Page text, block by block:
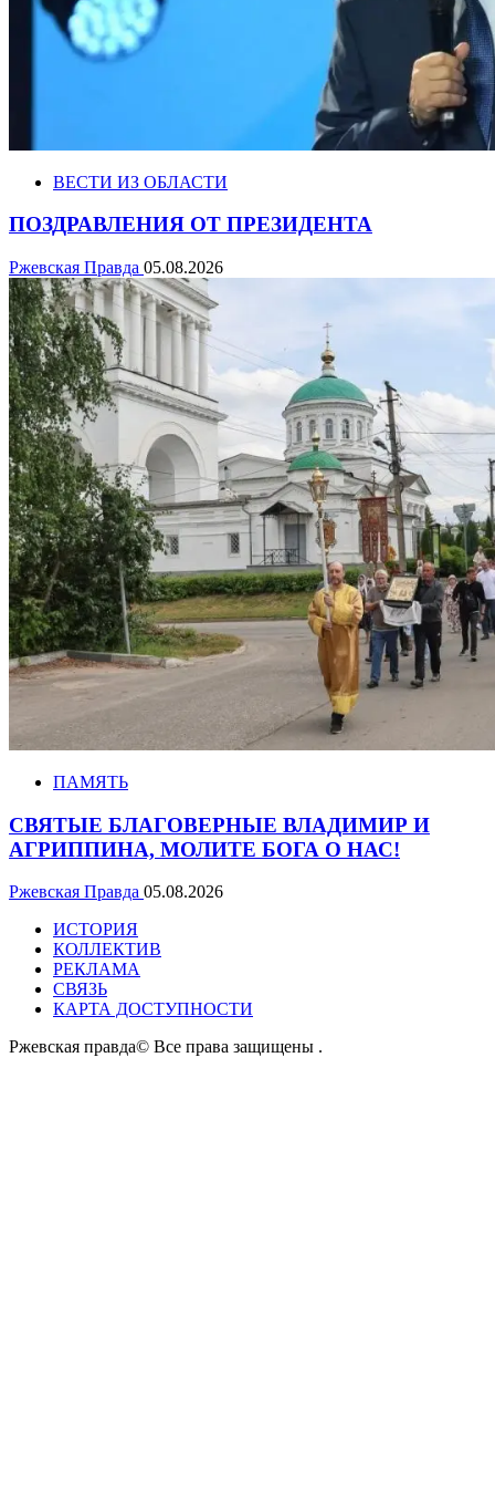
ВЕСТИ ИЗ ОБЛАСТИ
ПОЗДРАВЛЕНИЯ ОТ ПРЕЗИДЕНТА
Ржевская Правда 05.08.2026
ПАМЯТЬ
СВЯТЫЕ БЛАГОВЕРНЫЕ ВЛАДИМИР И
АГРИППИНА, МОЛИТЕ БОГА О НАС!
Ржевская Правда 05.08.2026
ИСТОРИЯ
КОЛЛЕКТИВ
РЕКЛАМА
СВЯЗЬ
КАРТА ДОСТУПНОСТИ
Ржевская правда© Все права защищены .